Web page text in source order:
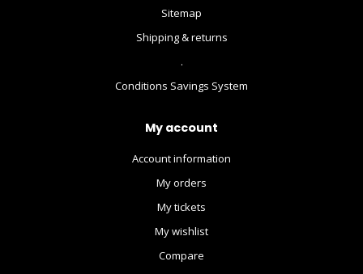
Sitemap
Shipping & returns
.
Conditions Savings System
My account
Account information
My orders
My tickets
My wishlist
Compare